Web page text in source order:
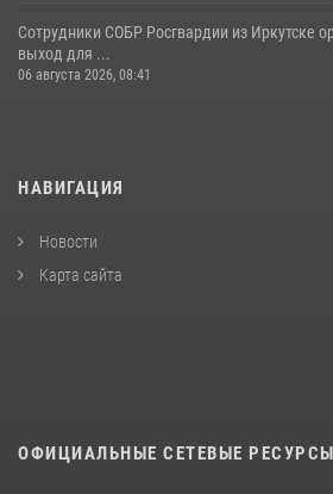
Сотрудники СОБР Росгвардии из Иркутске
выход для ...
06 августа 2026, 08:41
НАВИГАЦИЯ
Новости
Карта сайта
ОФИЦИАЛЬНЫЕ СЕТЕВЫЕ РЕСУРСЫ